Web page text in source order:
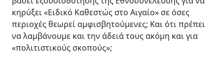
κηρύξει «Ειδικό Καθεστώς στο Αιγαίο» σε όσες
περιοχές θεωρεί αμφισβητούμενες; Και ότι πρέπει
να λαμβάνουμε και την άδειά τους ακόμη και για
«πολιτιστικούς σκοπούς»;